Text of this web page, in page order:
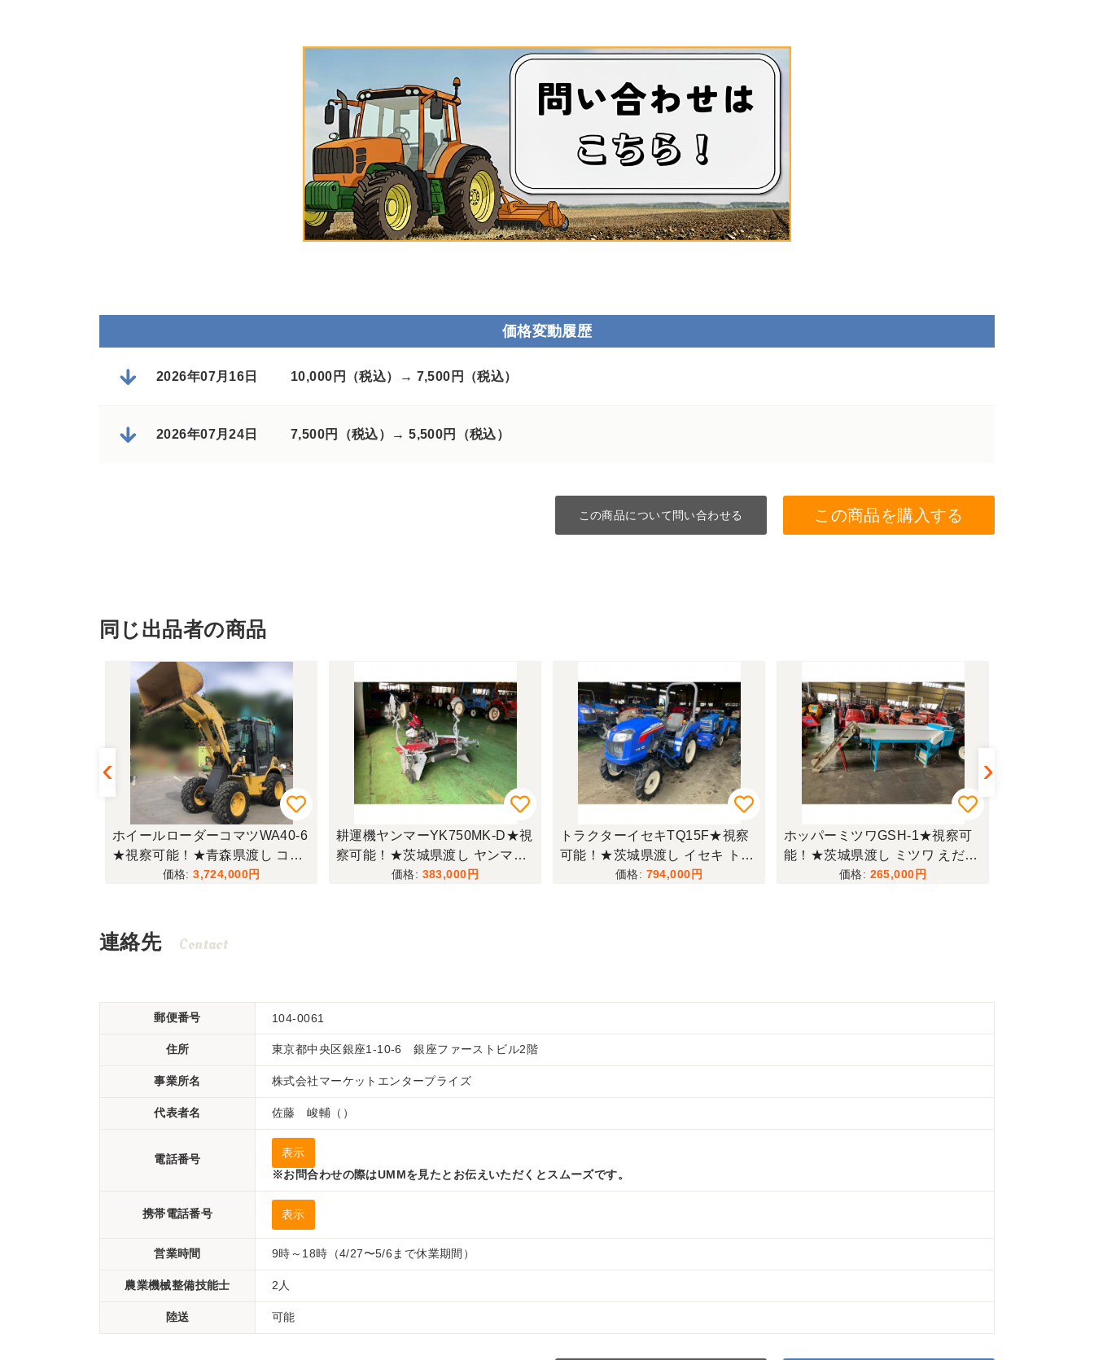
価格変動履歴
2026年07月16日 10,000円（税込）→ 7,500円（税込）
2026年07月24日 7,500円（税込）→ 5,500円（税込）
この商品について問い合わせる この商品を購入する
同じ出品者の商品
ホイールローダーコマツWA40-6
★視察可能！★青森県渡し コマ
ツ ホイールローダー WA40-6 40
4】
3,724,000
耕運機ヤンマーYK750MK-D★視
察可能！★茨城県渡し ヤンマー
耕運機 YK750MK-D 中耕 うね立
383,000
トラクターイセキTQ15F★視察
可能！★茨城県渡し イセキ トラ
クター TQ15F 15馬力 62h パワ
794,000
ホッパーミツワGSH-1★視察可
能！★茨城県渡し ミツワ えだま
め供給ホッパー GSH-1 リフトコ
265,000
連絡先 Contact
郵便番号 104-0061
住所 東京都中央区銀座1-10-6 銀座ファーストビル2階
事業所名 株式会社マーケットエンタープライズ
代表者名 佐藤 峻輔（）
電話番号
表示
※お問合わせの際はUMMを見たとお伝えいただくとスムーズです。
携帯電話番号 表示
営業時間 9時～18時（4/27〜5/6まで休業期間）
農業機械整備技能士 2人
陸送 可能